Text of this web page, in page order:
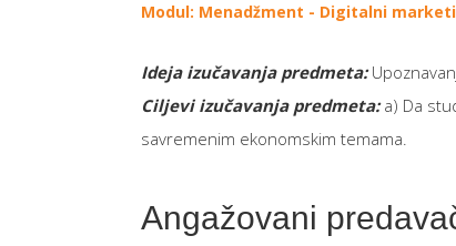
Modul: Menadžment - Digitalni
Ideja izučavanja predmeta:
Ciljevi izučavanja predmeta:a) Da
savremenim ekonomskim temama.
Angažovani